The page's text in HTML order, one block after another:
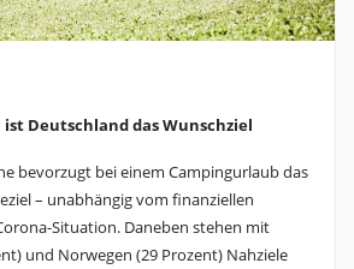
Deutschland das Wunschziel
bevorzugt bei einem Campingurlaub das
– unabhängig vom finanziellen
Situation. Daneben stehen mit
und Norwegen (29 Prozent) Nahziele